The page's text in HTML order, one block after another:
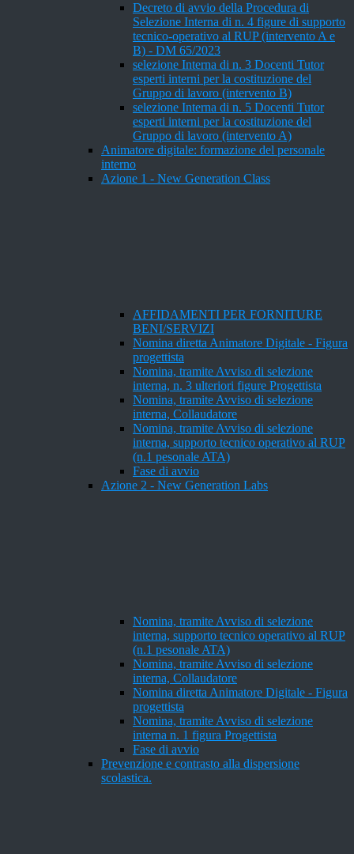
Decreto di avvio della Procedura di
Selezione Interna di n. 4 figure di supporto
tecnico-operativo al RUP (intervento A e
B) - DM 65/2023
selezione Interna di n. 3 Docenti Tutor
esperti interni per la costituzione del
Gruppo di lavoro (intervento B)
selezione Interna di n. 5 Docenti Tutor
esperti interni per la costituzione del
Gruppo di lavoro (intervento A)
Animatore digitale: formazione del personale
interno
Azione 1 - New Generation Class
AFFIDAMENTI PER FORNITURE
BENI/SERVIZI
Nomina diretta Animatore Digitale - Figura
progettista
Nomina, tramite Avviso di selezione
interna, n. 3 ulteriori figure Progettista
Nomina, tramite Avviso di selezione
interna, Collaudatore
Nomina, tramite Avviso di selezione
interna, supporto tecnico operativo al RUP
(n.1 pesonale ATA)
Fase di avvio
Azione 2 - New Generation Labs
Nomina, tramite Avviso di selezione
interna, supporto tecnico operativo al RUP
(n.1 pesonale ATA)
Nomina, tramite Avviso di selezione
interna, Collaudatore
Nomina diretta Animatore Digitale - Figura
progettista
Nomina, tramite Avviso di selezione
interna n. 1 figura Progettista
Fase di avvio
Prevenzione e contrasto alla dispersione
scolastica.